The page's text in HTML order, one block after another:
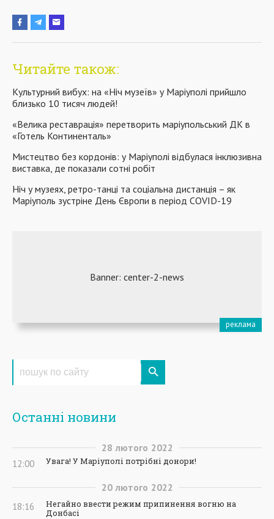
Читайте також:
Культурний вибух: на «Ніч музеїв» у Маріуполі прийшло
близько 10 тисяч людей!
«Велика реставрація» перетворить маріупольський ДК в
«Готель Континенталь»
Мистецтво без кордонів: у Маріуполі відбулася інклюзивна
виставка, де показали сотні робіт
Ніч у музеях, ретро-танці та соціальна дистанція – як
Маріуполь зустріне День Європи в період COVID-19
Останні новини
28 лютого 2022
12:00 Увага! У Маріуполі потрібні донори!
20 лютого 2022
18:16
Негайно ввести режим припинення вогню на
Донбасі